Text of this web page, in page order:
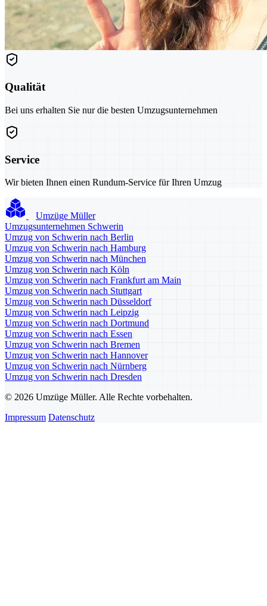
Qualität
Bei uns erhalten Sie nur die besten Umzugsunternehmen
Service
Wir bieten Ihnen einen Rundum-Service für Ihren Umzug
Umzüge Müller
Umzugsunternehmen Schwerin
Umzug von Schwerin nach Berlin
Umzug von Schwerin nach Hamburg
Umzug von Schwerin nach München
Umzug von Schwerin nach Köln
Umzug von Schwerin nach Frankfurt am Main
Umzug von Schwerin nach Stuttgart
Umzug von Schwerin nach Düsseldorf
Umzug von Schwerin nach Leipzig
Umzug von Schwerin nach Dortmund
Umzug von Schwerin nach Essen
Umzug von Schwerin nach Bremen
Umzug von Schwerin nach Hannover
Umzug von Schwerin nach Nürnberg
Umzug von Schwerin nach Dresden
© 2026 Umzüge Müller. Alle Rechte vorbehalten.
Impressum Datenschutz